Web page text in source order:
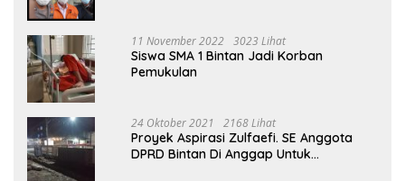
11 November 2022 3023 Lihat
Siswa SMA 1 Bintan Jadi Korban
Pemukulan
24 Oktober 2021 2168 Lihat
Proyek Aspirasi Zulfaefi. SE Anggota
DPRD Bintan Di Anggap Untuk